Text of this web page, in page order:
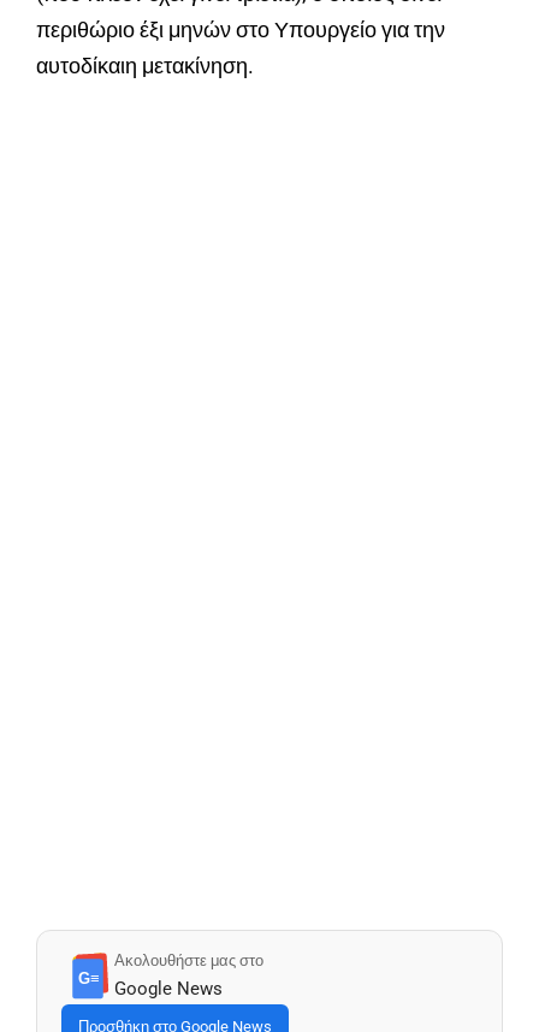
περιθώριο έξι μηνών στο Υπουργείο για την
αυτοδίκαιη μετακίνηση.
G≡
Ακολουθήστε μας στο
Google News
Προσθήκη στο Google News